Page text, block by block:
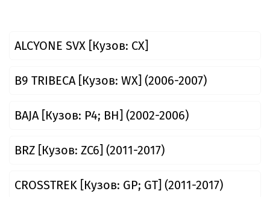
ALCYONE SVX [Кузов: CX]
B9 TRIBECA [Кузов: WX] (2006-2007)
BAJA [Кузов: P4; BH] (2002-2006)
BRZ [Кузов: ZC6] (2011-2017)
CROSSTREK [Кузов: GP; GT] (2011-2017)